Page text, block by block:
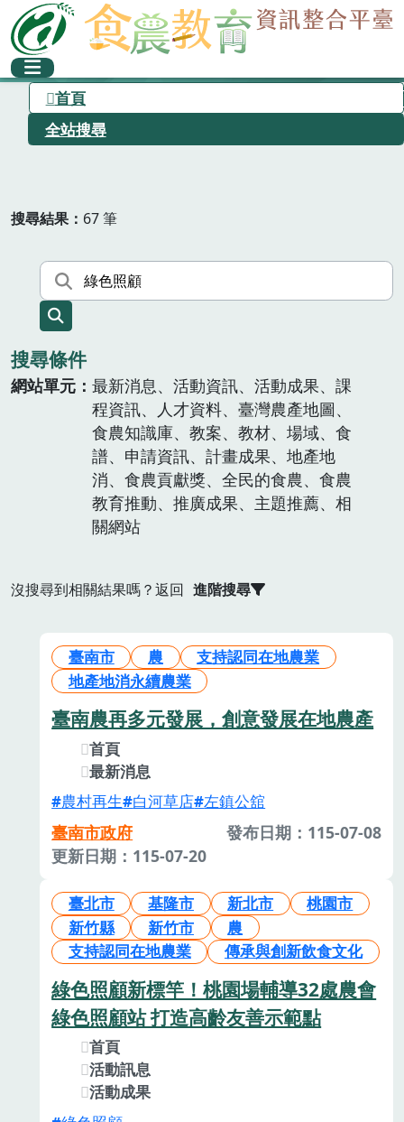
首頁
全站搜尋
搜尋結果 67 筆
搜尋條件
網站單元
最新消息、活動資訊、活動成果、課
程資訊、人才資料、臺灣農產地圖、
食農知識庫、教案、教材、場域、食
譜、申請資訊、計畫成果、地產地
消、食農貢獻獎、全民的食農、食農
教育推動、推廣成果、主題推薦、相
關網站
沒搜尋到相關結果嗎？返回 進階搜尋
臺南市 農
支持認同在地農業
地產地消永續農業
臺南農再多元發展，創意發展在地農產
首頁
最新消息
農村再生 白河草店 左鎮公舘
臺南市政府
發布日期：115-07-08
更新日期：115-07-20
臺北市 基隆市 新北市
桃園市
新竹縣
新竹市
農
支持認同在地農業
傳承與創新飲食文化
綠色照顧新標竿！桃園場輔導32處農會
綠色照顧站 打造高齡友善示範點
首頁
活動訊息
活動成果